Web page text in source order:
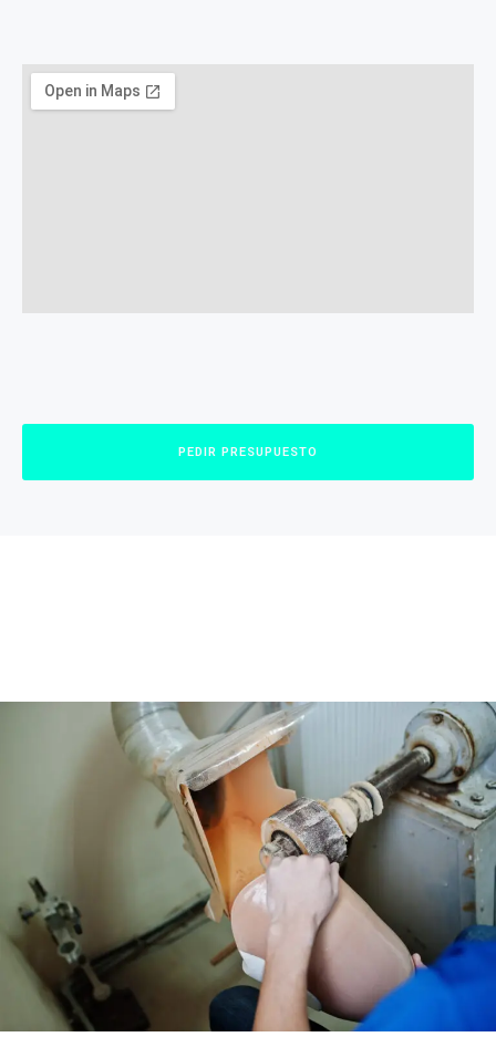
PEDIR PRESUPUESTO